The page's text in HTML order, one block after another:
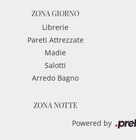
ZONA GIORNO
Librerie
Pareti Attrezzate
Madie
Salotti
Arredo Bagno
ZONA NOTTE
Powered by